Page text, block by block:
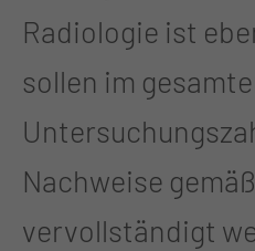
Radiologie ist
sollen im
Nachweise
vervollständigt